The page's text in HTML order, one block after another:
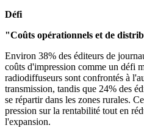
Défi
"Coûts opérationnels et de
Environ 38% des éditeurs de
coûts d'impression comme un défi
radiodiffuseurs sont confrontés à
transmission, tandis que 24% des
se répartir dans les zones rurales.
pression sur la rentabilité tout en
l'expansion.